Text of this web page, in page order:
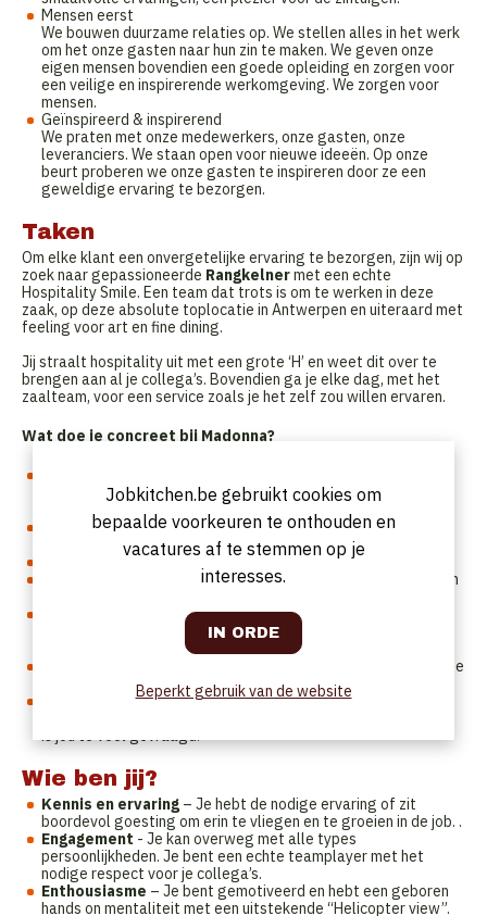
Mensen eerst
We bouwen duurzame relaties op. We stellen alles in het werk
om het onze gasten naar hun zin te maken. We geven onze
eigen mensen bovendien een goede opleiding en zorgen voor
een veilige en inspirerende werkomgeving. We zorgen voor
mensen.
Geïnspireerd & inspirerend
We praten met onze medewerkers, onze gasten, onze
leveranciers. We staan open voor nieuwe ideeën. Op onze
beurt proberen we onze gasten te inspireren door ze een
geweldige ervaring te bezorgen.
Taken
Om elke klant een onvergetelijke ervaring te bezorgen, zijn wij op
zoek naar gepassioneerde Rangkelnermet een echte
Hospitality Smile. Een team dat trots is om te werken in deze
zaak, op deze absolute toplocatie in Antwerpen en uiteraard met
feeling voor art en fine dining.
Jij straalt hospitality uit met een grote ‘H’ en weet dit over te
brengen aan al je collega’s. Bovendien ga je elke dag, met het
zaalteam, voor een service zoals je het zelf zou willen ervaren.
Wat doe je concreet bij Madonna?
tijdens de service; jij bent een essentieel onderdeel van
Madonna.
Je ontvangt en bent het aanspreekpunt van onze klanten.
Always with a (Hospitality) Smile!
Jij zorgt voor een vlotte communicatie tussen zaal en keuken
Je hebt een goede kennis van de producten, of staat open om
Samen met het team doe je er alles aan om de
restaurantbeleving van onze gasten zo aangenaam en uniek
Je bent trots op ons product en waakt mee over de excellente
kwaliteit ervan.
Je komt altijd op tijd, ziet werk, weet waar jouw
is jou te veel gevraagd.
Wie ben jij?
Kennis en ervaring – Je hebt de nodige ervaring of zit
boordevol goesting om erin te vliegen en te groeien in de job. .
Engagement - Je kan overweg met alle types
persoonlijkheden. Je bent een echte teamplayer met het
nodige respect voor je collega’s.
Enthousiasme – Je bent gemotiveerd en hebt een geboren
hands on mentaliteit met een uitstekende “Helicopter view”.
Jobkitchen.be gebruikt cookies om
bepaalde voorkeuren te onthouden en
vacatures af te stemmen op je
interesses.
Beperkt gebruik van de website